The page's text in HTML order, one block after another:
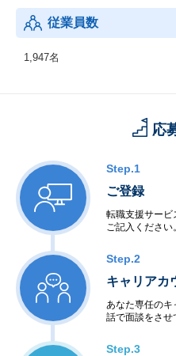
を進めるパートナー企業と共に
を育むマーケットをつくるハン
(4)その他
て受け取れる「店舗受け取りサ
従業員数
1,947名
応
Step.1
ご登録
転職支援サービ
ご記入ください。
Step.2
キャリアカ
あなた専任のキ
話で面談をさせ
Step.3